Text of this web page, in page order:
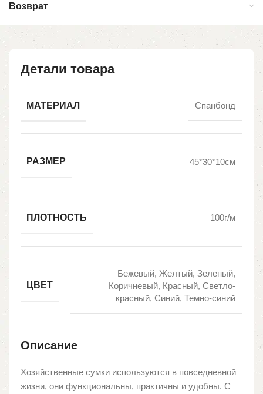
Возврат
Детали товара
МАТЕРИАЛ Спанбонд
РАЗМЕР 45*30*10см
ПЛОТНОСТЬ 100г/м
ЦВЕТ
Бежевый, Желтый, Зеленый,
Коричневый, Красный, Светло-
красный, Синий, Темно-синий
Описание
Хозяйственные сумки используются в повседневной
жизни, они функциональны, практичны и удобны. С